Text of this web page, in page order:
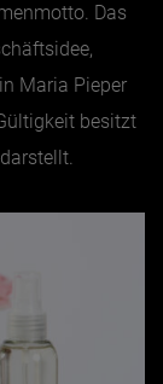
Das
Maria Pieper
besitzt